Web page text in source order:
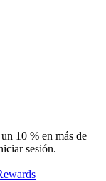
10 % en más de
sesión.